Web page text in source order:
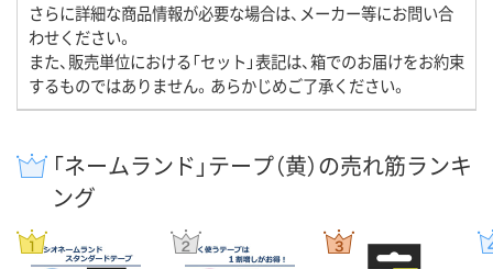
さらに詳細な商品情報が必要な場合は、メーカー等にお問い合
わせください。
また、販売単位における「セット」表記は、箱でのお届けをお約束
するものではありません。あらかじめご了承ください。
「ネームランド」テープ（黄）の売れ筋ランキ
ング